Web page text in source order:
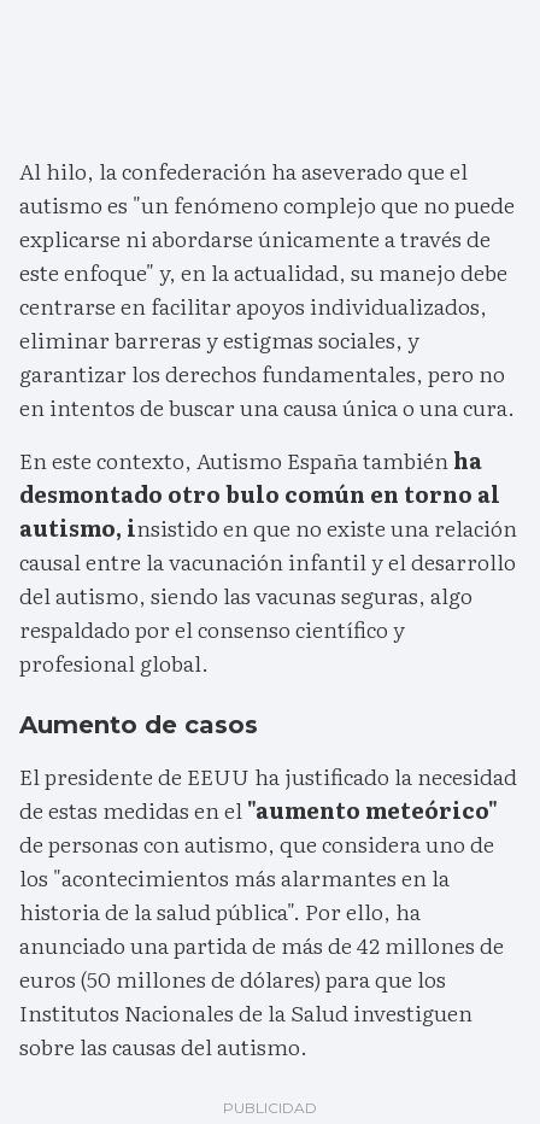
Al hilo, la confederación ha aseverado que el
autismo es "un fenómeno complejo que no puede
explicarse ni abordarse únicamente a través de
este enfoque" y, en la actualidad, su manejo debe
centrarse en facilitar apoyos individualizados,
eliminar barreras y estigmas sociales, y
garantizar los derechos fundamentales, pero no
en intentos de buscar una causa única o una cura.
En este contexto, Autismo España tambiénha
desmontado otro bulo común en torno al
autismo, insistido en que no existe una relación
causal entre la vacunación infantil y el desarrollo
del autismo, siendo las vacunas seguras, algo
respaldado por el consenso científico y
profesional global.
Aumento de casos
El presidente de EEUU ha justificado la necesidad
de estas medidas en el"aumento meteórico"
de personas con autismo, que considera uno de
los "acontecimientos más alarmantes en la
historia de la salud pública". Por ello, ha
anunciado una partida de más de 42 millones de
euros (50 millones de dólares) para que los
Institutos Nacionales de la Salud investiguen
sobre las causas del autismo.